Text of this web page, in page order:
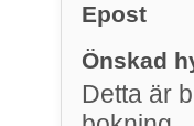
Epost
Önskad
Detta är